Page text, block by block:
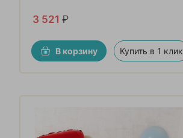
3 521 ₽
В корзину Купить в 1 клик